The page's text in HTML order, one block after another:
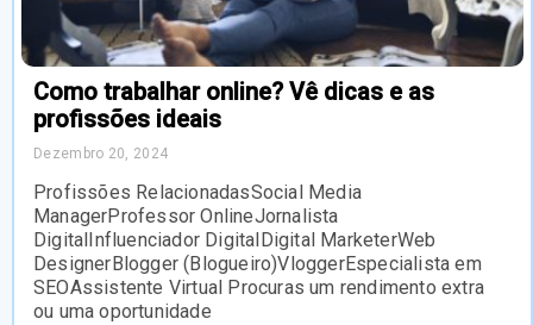
Como trabalhar online? Vê dicas e as
profissões ideais
Dezembro 20, 2024
Profissões RelacionadasSocial Media
ManagerProfessor OnlineJornalista
DigitalInfluenciador DigitalDigital MarketerWeb
DesignerBlogger (Blogueiro)VloggerEspecialista em
SEOAssistente Virtual Procuras um rendimento extra
ou uma oportunidade